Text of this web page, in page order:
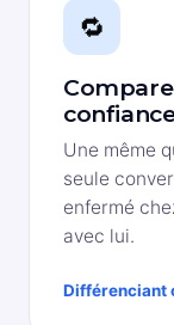
🔁
Une même
seule
enfermé
avec lui.
Différenciant